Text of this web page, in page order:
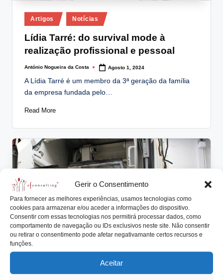
Gerir o Consentimento
Para fornecer as melhores experiências, usamos tecnologias como
cookies para armazenar e/ou aceder a informações do dispositivo.
Consentir com essas tecnologias nos permitirá processar dados, como
comportamento de navegação ou IDs exclusivos neste site. Não consentir
ou retirar o consentimento pode afetar negativamante certos recursos e
funções.
Aceitar
Posted
in
Artigos Notícias
Lídia Tarré: do survival mode à
realização profissional e pessoal
Posted
António Nogueira da Costa Agosto 1, 2024
A Lídia Tarré é um membro da 3ª geração da família
da empresa fundada pelo…
Read More